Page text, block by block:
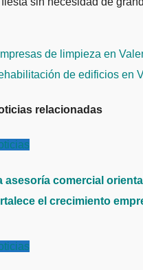
de limpieza en
de edificios en
relacionadas
asesoría comercial
el crecimiento